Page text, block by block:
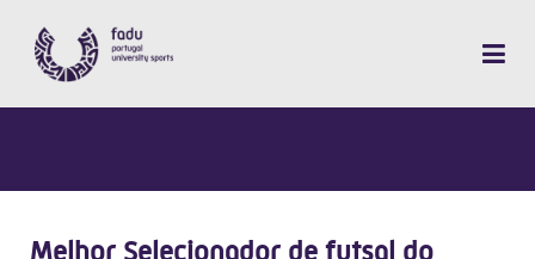
Melhor Selecionador de futsal do